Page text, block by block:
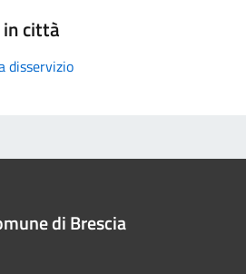
città
disservizio
di Brescia